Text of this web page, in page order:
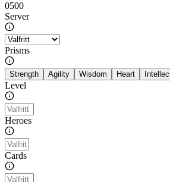
0500
Server
Prisms
Strength Agility Wisdom Heart
Level
Heroes
Cards